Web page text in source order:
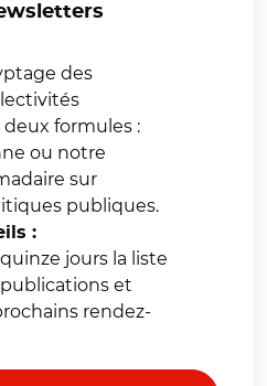
des
formules :
ou notre
sur
publiques.
:
jours la liste
et
rendez-